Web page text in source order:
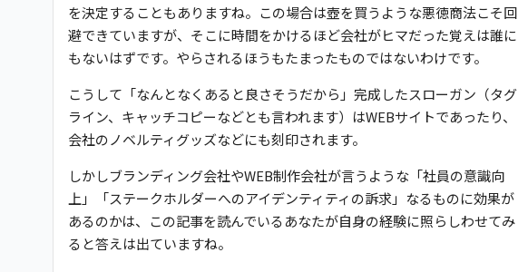
を決定することもありますね。この場合は壺を買うような悪徳商法こそ回
避できていますが、そこに時間をかけるほど会社がヒマだった覚えは誰に
もないはずです。やらされるほうもたまったものではないわけです。
こうして「なんとなくあると良さそうだから」完成したスローガン（タグ
ライン、キャッチコピーなどとも言われます）はWEBサイトであったり、
会社のノベルティグッズなどにも刻印されます。
しかしブランディング会社やWEB制作会社が言うような「社員の意識向
上」「ステークホルダーへのアイデンティティの訴求」なるものに効果が
あるのかは、この記事を読んでいるあなたが自身の経験に照らしわせてみ
ると答えは出ていますね。